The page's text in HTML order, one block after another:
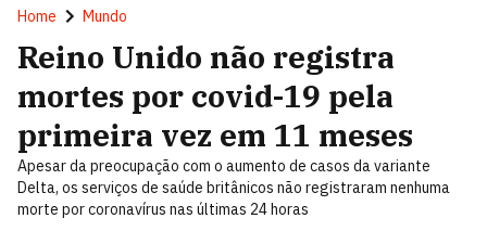
Home Mundo
Reino Unido não registra
mortes por covid-19 pela
primeira vez em 11 meses
Apesar da preocupação com o aumento de casos da variante
Delta, os serviços de saúde britânicos não registraram nenhuma
morte por coronavírus nas últimas 24 horas